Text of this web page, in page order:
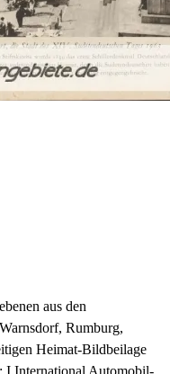
aus den
Rumburg,
Heimat-Bildbeilage
I.International Automobil-